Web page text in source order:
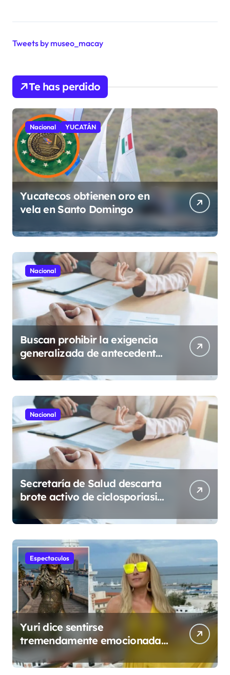
Tweets by museo_macay
Te has perdido
Nacional YUCATÁN
Yucatecos obtienen oro en
vela en Santo Domingo
Nacional
Buscan prohibir la exigencia
generalizada de antecedentes
penales para obtener empleo
en México
Nacional
Secretaría de Salud descarta
brote activo de ciclosporiasis
en México y pide tranquilidad
a la población
Espectaculos
Yuri dice sentirse
tremendamente emocionada
sobre su estatua que le harán
en Veracruz